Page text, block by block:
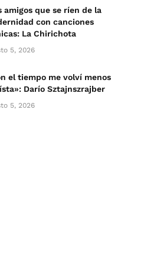
amigos que se ríen de la
con canciones
La Chirichota
5, 2026
el tiempo me volví menos
Darío Sztajnszrajber
5, 2026